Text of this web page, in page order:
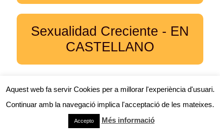
Sexualidad Creciente - EN
CASTELLANO
Aquest web fa servir Cookies per a millorar l'experiència d'usuari.
Continuar amb la navegació implica l'acceptació de les mateixes.
Accepto Més informació